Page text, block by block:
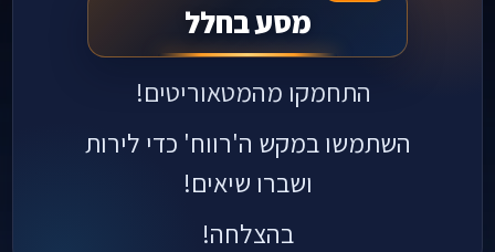
מסע בחלל
התחמקו מהמטאוריטים!
השתמשו במקש ה'רווח' כדי לירות
ושברו שיאים!
בהצלחה!